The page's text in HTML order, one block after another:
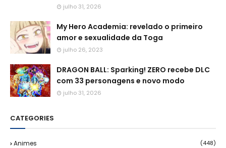
julho 31, 2026
My Hero Academia: revelado o primeiro
amor e sexualidade da Toga
julho 26, 2023
DRAGON BALL: Sparking! ZERO recebe DLC
com 33 personagens e novo modo
julho 31, 2026
CATEGORIES
Animes (448)